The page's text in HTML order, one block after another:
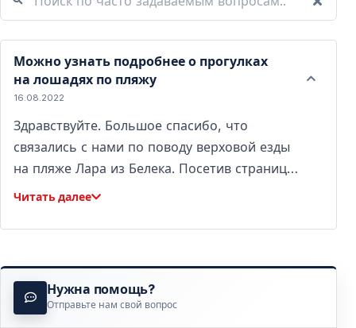
Можно узнать подробнее о прогулках
на лошадях по пляжу
16.08.2022
Здравствуйте. Большое спасибо, что
связались с нами по поводу верховой езды
на пляже Лара из Белека. Посетив страницу
Белек нашего веб-сайта, вы можете
конном туре на пляже Лара в Анталии. И вы
пожалуйста, напишите нам. Раннее
бронирование очень важно и настоятельно
Читать далее
Нужна помощь?
Отправьте нам свой вопрос